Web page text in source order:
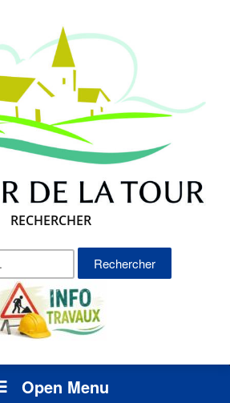
RECHERCHER
Rechercher :
Open Menu